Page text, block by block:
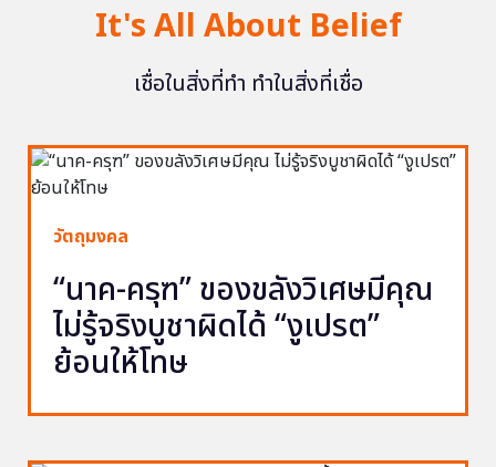
It's All About Belief
เชื่อในสิ่งที่ทำ ทำในสิ่งที่เชื่อ
วัตถุมงคล
“นาค-ครุฑ” ของขลังวิเศษมีคุณ
ไม่รู้จริงบูชาผิดได้ “งูเปรต”
ย้อนให้โทษ